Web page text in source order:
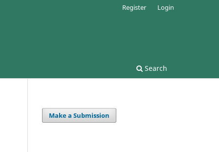
Search
Register Login
Make a Submission